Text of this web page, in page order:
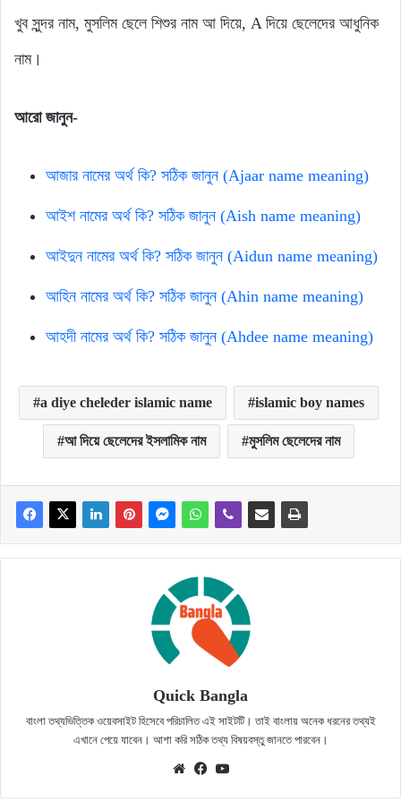
খুব সুন্দর নাম, মুসলিম ছেলে শিশুর নাম আ দিয়ে, A দিয়ে ছেলেদের আধুনিক
নাম।
আরো জানুন-
আজার নামের অর্থ কি? সঠিক জানুন (Ajaar name meaning)
আইশ নামের অর্থ কি? সঠিক জানুন (Aish name meaning)
আইদুন নামের অর্থ কি? সঠিক জানুন (Aidun name meaning)
আহিন নামের অর্থ কি? সঠিক জানুন (Ahin name meaning)
আহদী নামের অর্থ কি? সঠিক জানুন (Ahdee name meaning)
a diye cheleder islamic name islamic boy names
আ দিয়ে ছেলেদের ইসলামিক নাম মুসলিম ছেলেদের নাম
Quick Bangla
বাংলা তথ্যভিত্তিক ওয়েবসাইট হিসেবে পরিচালিত এই সাইটটি। তাই বাংলায় অনেক ধরনের তথ্যই
এখানে পেয়ে যাবেন। আশা করি সঠিক তথ্য বিষয়বস্তু জানতে পারবেন।
WebsiteFacebook